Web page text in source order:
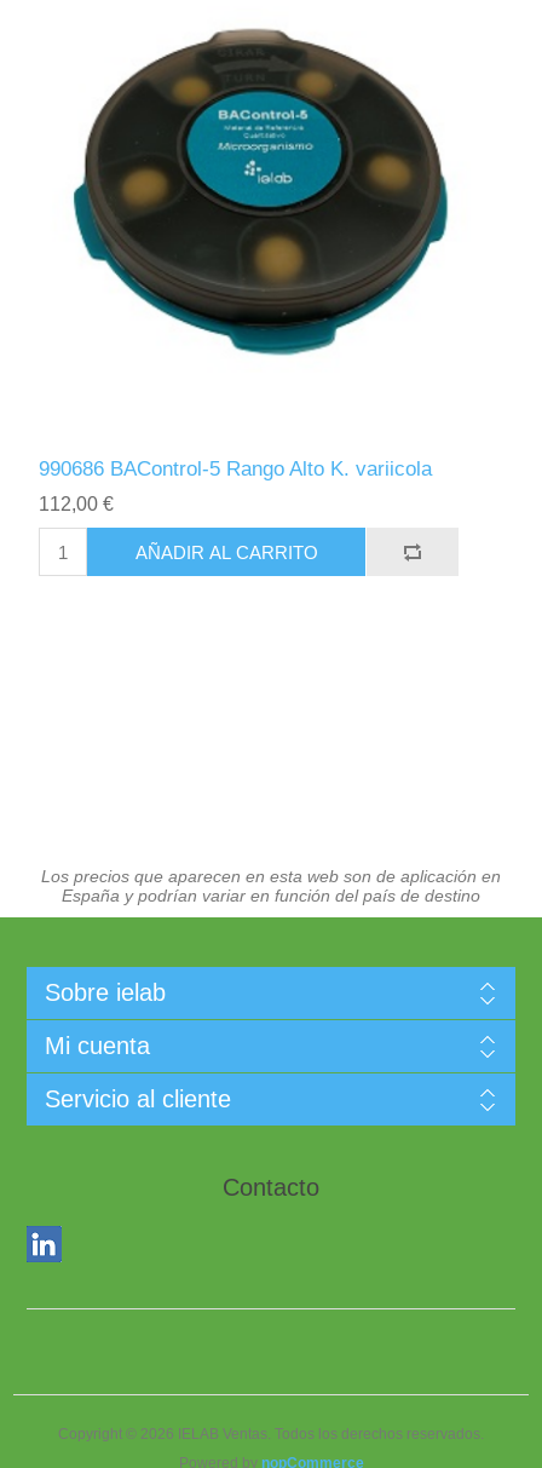
990686 BAControl-5 Rango Alto K. variicola
112,00 €
AÑADIR AL CARRITO
Los precios que aparecen en esta web son de aplicación en
España y podrían variar en función del país de destino
Sobre ielab
Mi cuenta
Servicio al cliente
Contacto
Copyright © 2026 IELAB Ventas. Todos los derechos reservados.
Powered by nopCommerce